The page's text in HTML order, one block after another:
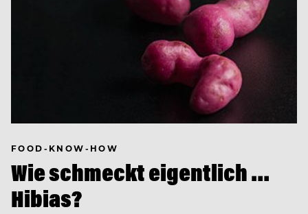
FOOD-KNOW-HOW
Wie schmeckt eigentlich …
Hibias?